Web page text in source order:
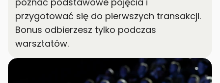
przygotować się do pierwszych transakcji.
Bonus odbierzesz tylko podczas
warsztatów.